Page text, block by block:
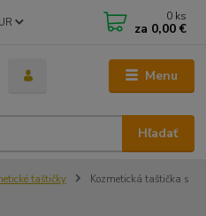
Menu
Hľadať
0 ks
za 0,00 €
taštičky
Kozmetická taštička s